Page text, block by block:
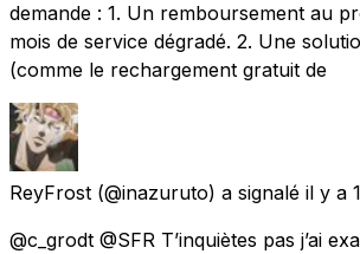
demande : 1. Un remboursement au
mois de service dégradé. 2. Une
(comme le rechargement gratuit de
ReyFrost (@inazuruto) a signalé il y a
@c_grodt @SFR T’inquiètes pas j’ai